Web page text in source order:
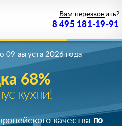
8 495 181-19-91
Вам перезвонить?
68%
кухни!
09 августа 2026 года
качества по